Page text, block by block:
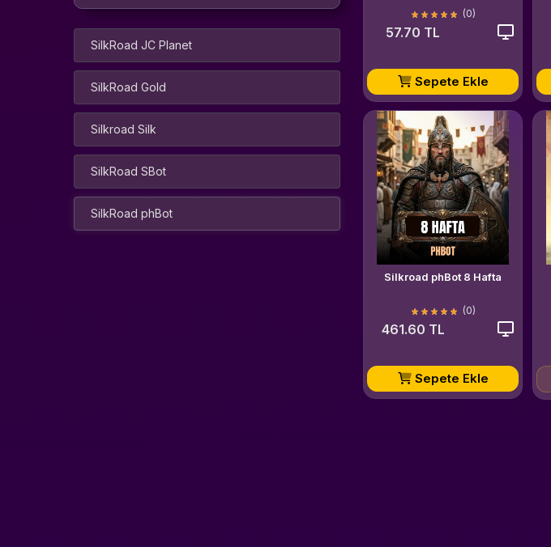
SilkRoad JC Planet
SilkRoad Gold
Silkroad Silk
SilkRoad SBot
SilkRoad phBot
(0)
57.70 TL
Sepete Ekle
Silkroad phBot 8 Hafta
(0)
461.60 TL
Sepete Ekle